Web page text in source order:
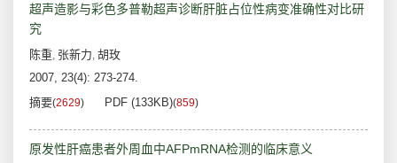
超声造影与彩色多普勒超声诊断肝脏占位性病变准确性对比研
究
陈重, 张新力, 胡玫
2007, 23(4): 273-274.
摘要(2629) PDF (133KB)(859)
原发性肝癌患者外周血中AFPmRNA检测的临床意义